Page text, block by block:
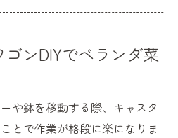
ンDIYでベランダ菜
や鉢を移動する際、キャスタ
とで作業が格段に楽になりま